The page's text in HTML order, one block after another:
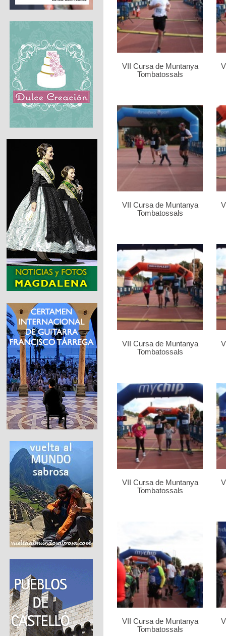
VII Cursa de Muntanya
Tombatossals
VII Cursa de Muntanya
Tombatossals
VII Cursa de Muntanya
Tombatossals
VII Cursa de Muntanya
Tombatossals
VII Cursa de Muntanya
Tombatossals